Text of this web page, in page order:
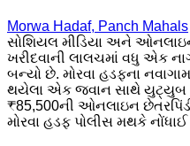
Morwa Hadaf, Panch Mahals
સોશિયલ મીડિયા અને
ખરીદવાની લાલચમાં વધુ એક
બન્યો છે. મોરવા હડફના
થયેલા એક જવાન સાથે યુટ્યુબ
₹85,500ની ઓનલાઇન
મોરવા હડફ પોલીસ મથકે